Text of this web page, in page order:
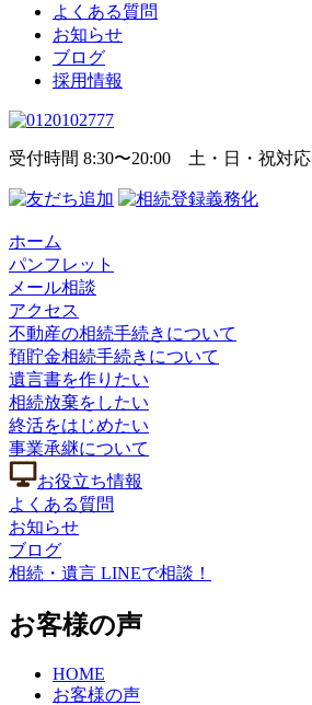
よくある質問
お知らせ
ブログ
採用情報
受付時間 8:30〜20:00 土・日・祝対応
ホーム
パンフレット
メール相談
アクセス
不動産の相続手続きについて
預貯金相続手続きについて
遺言書を作りたい
相続放棄をしたい
終活をはじめたい
事業承継について
お役立ち情報
よくある質問
お知らせ
ブログ
相続・遺言 LINEで相談！
お客様の声
HOME
お客様の声